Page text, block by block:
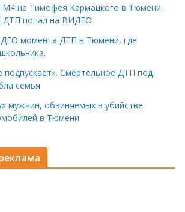
M4 на Тимофея Кармацкого в Тюмени.
попал на ВИДЕО
момента ДТП в Тюмени, где
подпускает». Смертельное ДТП под
семья
мужчин, обвиняемых в убийстве
в Тюмени